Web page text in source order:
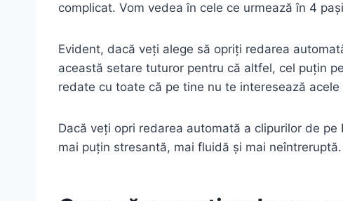
complicat. Vom vedea în cele ce urmează în 4
Evident, dacă veți alege să opriți redarea
această setare tuturor pentru că altfel, cel puțin
redate cu toate că pe tine nu te interesează acele
Dacă veți opri redarea automată a clipurilor de
mai puțin stresantă, mai fluidă și mai neîntreruptă.